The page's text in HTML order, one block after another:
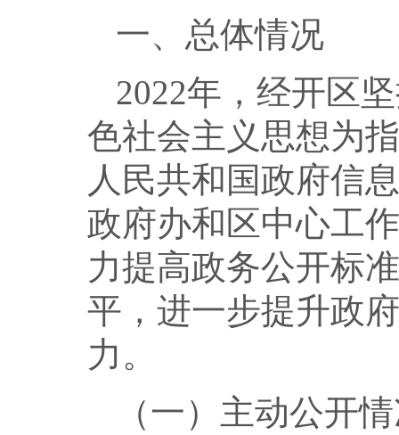
一、总体情况
2022年，经开区
色社会主义思想为
人民共和国政府信
政府办和区中心工
力提高政务公开标
平，进一步提升政
力。
（一）主动公开